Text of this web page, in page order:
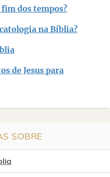
dos tempos?
na Bíblia?
de Jesus para
SOBRE